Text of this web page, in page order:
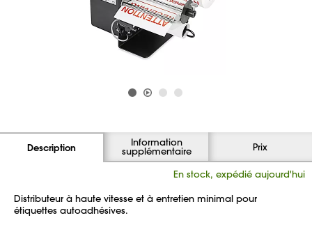
Description Information
supplémentaire Prix
En stock, expédié aujourd'hui
Distributeur à haute vitesse et à entretien minimal pour
étiquettes autoadhésives.